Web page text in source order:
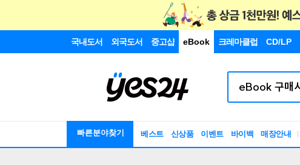
국내도서 외국도서 중고샵 eBook 크레마클럽 CD/LP
빠른분야찾기 베스트 신상품 이벤트 바이백 매장안내